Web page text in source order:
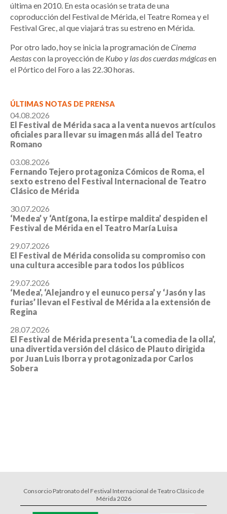
última en 2010. En esta ocasión se trata de una
coproducción del Festival de Mérida, el Teatre Romea y el
Festival Grec, al que viajará tras su estreno en Mérida.
Por otro lado, hoy se inicia la programación deCinema
Aestascon la proyección de Kubo y las dos cuerdas mágicasen
el Pórtico del Foro a las 22.30 horas.
ÚLTIMAS NOTAS DE PRENSA
04.08.2026
El Festival de Mérida saca a la venta nuevos artículos
oficiales para llevar su imagen más allá del Teatro
Romano
03.08.2026
Fernando Tejero protagoniza Cómicos de Roma, el
sexto estreno del Festival Internacional de Teatro
Clásico de Mérida
30.07.2026
‘Medea’ y ‘Antígona, la estirpe maldita’ despiden el
Festival de Mérida en el Teatro María Luisa
29.07.2026
El Festival de Mérida consolida su compromiso con
una cultura accesible para todos los públicos
29.07.2026
‘Medea’, ‘Alejandro y el eunuco persa’ y ‘Jasón y las
furias’ llevan el Festival de Mérida a la extensión de
Regina
28.07.2026
El Festival de Mérida presenta ‘La comedia de la olla’,
una divertida versión del clásico de Plauto dirigida
por Juan Luis Iborra y protagonizada por Carlos
Sobera
Consorcio Patronato del Festival Internacional de Teatro Clásico de
Mérida 2026